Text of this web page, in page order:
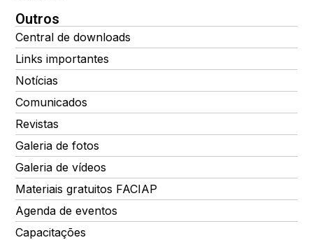
Outros
Central de downloads
Links importantes
Notícias
Comunicados
Revistas
Galeria de fotos
Galeria de vídeos
Materiais gratuitos FACIAP
Agenda de eventos
Capacitações